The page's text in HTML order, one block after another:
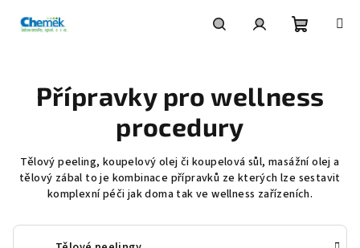
košík
Přípravky pro wellness
procedury
Tělový peeling, koupelový olej či koupelová sůl, masážní olej a
tělový zábal to je kombinace přípravků ze kterých lze sestavit
komplexní péči jak doma tak ve wellness zařízeních.